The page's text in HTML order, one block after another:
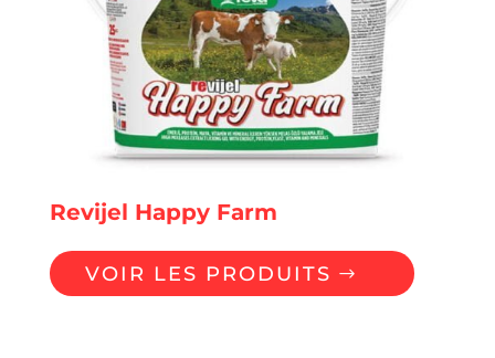
Revijel Happy Farm
VOIR LES PRODUITS